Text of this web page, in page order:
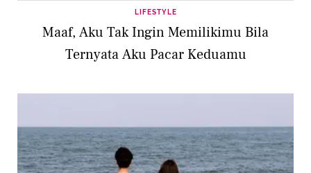
LIFESTYLE
Maaf, Aku Tak Ingin Memilikimu Bila
Ternyata Aku Pacar Keduamu